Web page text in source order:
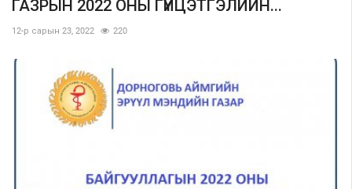
Шилэн данс
Авлига-110
ГАЗРЫН 2022 ОНЫ ГҮЙЦЭТГЭЛИЙН...
12-р сарын 23, 2022 220